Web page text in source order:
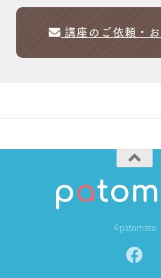
講座のご依頼・
©patomato